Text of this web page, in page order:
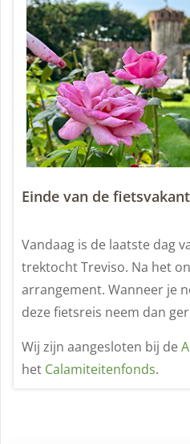
Einde van de
Vandaag is de laatste dag
trektocht Treviso. Na het
arrangement. Wanneer je
deze fietsreis neem dan
Wij zijn aangesloten bij de
het Calamiteitenfonds.